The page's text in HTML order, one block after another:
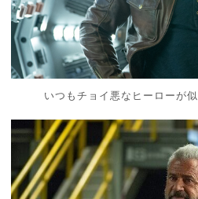
いつもチョイ悪なヒーローが